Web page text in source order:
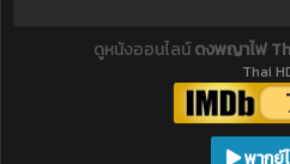
ดูหนังออนไลน์ดงพญาไฟ
Thai
พากย์